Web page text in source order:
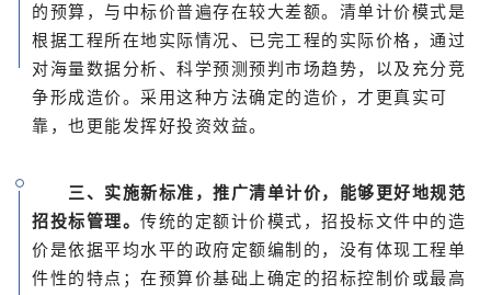
的预算，与中标价普遍存在较大差额。清单计价模式是
根据工程所在地实际情况、已完工程的实际价格，通过
对海量数据分析、科学预测预判市场趋势，以及充分竞
争形成造价。采用这种方法确定的造价，才更真实可
靠，也更能发挥好投资效益。
三、实施新标准，推广清单计价，能够更好地规范
招投标管理。传统的定额计价模式，招投标文件中的造
价是依据平均水平的政府定额编制的，没有体现工程单
件性的特点；在预算价基础上确定的招标控制价或最高